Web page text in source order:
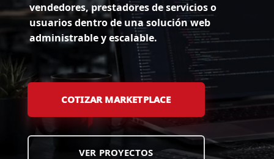
vendedores, prestadores de servicios o
usuarios dentro de una solución web
administrable y escalable.
COTIZAR MARKETPLACE
VER PROYECTOS